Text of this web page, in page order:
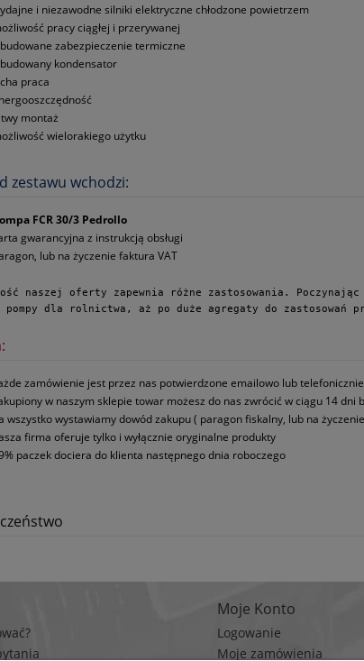
i niezawodne silniki elektryczne chłodzone powietrzem
pracy ciągłej i przerywanej
zabezpieczenie termiczne
kondensator
praca
montaż
wielorakiego użytku
zestawu wchodzi:
FCR 30/3 Pedrollo
gwarancyjna z instrukcją obsługi
lub na życzenie faktura VAT
naszej oferty zapewnia różne zastosowania.
pompy dla rolnictwa, aż po duże agregaty do zastosowań
zamówienie jest przez nas potwierdzone emailowo lub telefonicznie
w naszym sklepie towar możesz do nas zwrócić w ciągu 14 dni
wszystko wystawiamy dowód zakupu ( paragon fiskalny, lub na
firma oferuje tylko i wyłącznie oryginalne produkty
paczek dociera do klienta następnego dnia roboczego
Moje Konto
Logowanie
Moje zamówienia